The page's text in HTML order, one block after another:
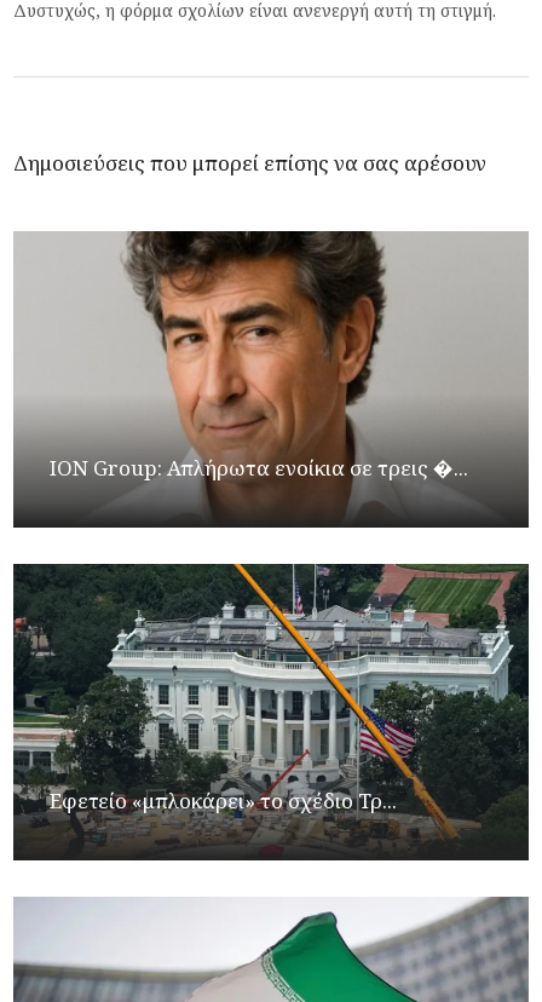
Δυστυχώς, η φόρμα σχολίων είναι ανενεργή αυτή τη στιγμή.
Δημοσιεύσεις που μπορεί επίσης να σας αρέσουν
ION Group: Απλήρωτα ενοίκια σε τρεις �...
Εφετείο «μπλοκάρει» το σχέδιο Τρ...